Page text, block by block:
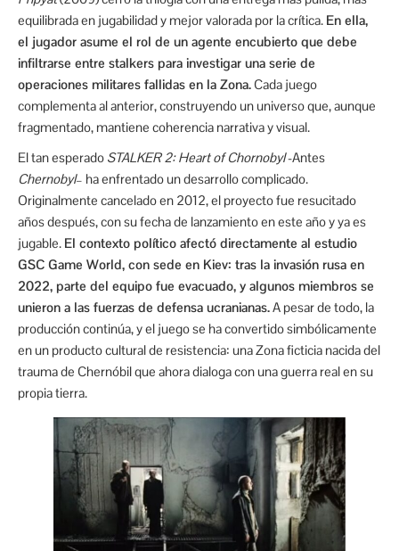
equilibrada en jugabilidad y mejor valorada por la crítica. En ella,
el jugador asume el rol de un agente encubierto que debe
infiltrarse entre stalkers para investigar una serie de
operaciones militares fallidas en la Zona.Cada juego
complementa al anterior, construyendo un universo que, aunque
fragmentado, mantiene coherencia narrativa y visual.
El tan esperado STALKER 2: Heart of Chornobyl-Antes
Chernobyl– ha enfrentado un desarrollo complicado.
Originalmente cancelado en 2012, el proyecto fue resucitado
años después, con su fecha de lanzamiento en este año y ya es
jugable. El contexto político afectó directamente al estudio
GSC Game World, con sede en Kiev: tras la invasión rusa en
2022, parte del equipo fue evacuado, y algunos miembros se
unieron a las fuerzas de defensa ucranianas.A pesar de todo, la
producción continúa, y el juego se ha convertido simbólicamente
en un producto cultural de resistencia: una Zona ficticia nacida del
trauma de Chernóbil que ahora dialoga con una guerra real en su
propia tierra.